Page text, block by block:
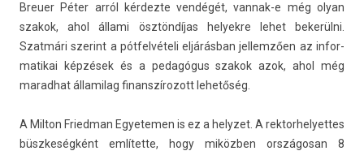
Breu­er Péter arról kér­dezte vendégét, vannak-e még olyan
szakok, ahol állami ösztöndíjas helyek­re lehet bekerülni.
Szatmári szerint a pótfelvételi eljárásban jel­lemző­en az in­for­
matikai képzések és a pedagógus szakok azok, ahol még
marad­hat államilag fin­anszírozott lehetőség.
A Mil­ton Fried­man Egyetem­en is ez a helyzet. A re­ktor­helyet­tes
büszkeségként említette, hogy miközben országosan 8